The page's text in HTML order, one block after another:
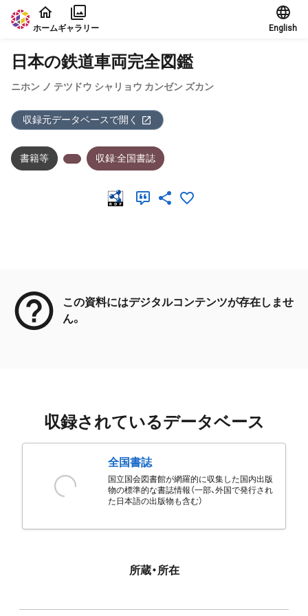
本文に飛ぶ
ホームギャラリー English
日本の鉄道車両完全図鑑
ニホン ノ テツドウ シャリョウ カンゼン ズカン
収録元データベースで開く
書籍等 収録:全国書誌
この資料にはデジタルコンテンツが存在しませ
ん。
収録されているデータベース
全国書誌
国立国会図書館が網羅的に収集した国内出版
物の標準的な書誌情報（一部、外国で発行され
た日本語の出版物も含む）
所蔵・所在